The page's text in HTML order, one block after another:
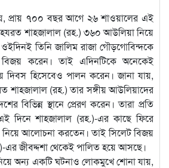
প্রায় ৭০০ বছর আগে ২৬ শাওয়ালের এই
শাহজালাল (রহ.) ৩৬০ আউলিয়া নিয়ে
তিনি জালিম রাজা গৌড়গোবিন্দকে
করেন। তাই এদিনটিকে অনেকেই
দিবস হিসেবেও পালন করেন। জানা যায়,
শাহজালাল (রহ.) তার সঙ্গীয় আউলিয়াদের
বিভিন্ন স্থানে প্রেরণ করেন। তারা প্রতি
দিনে শাহজালাল (রহ.)-এর কাছে ফিরে
নিয়ে আলোচনা করতেন। তাই সিলেট বিজয়
এর জীবদ্দশা থেকেই পালিত হয়ে আসছে।
অন্য একটি ঘটনাও লোকমুখে শোনা যায়,